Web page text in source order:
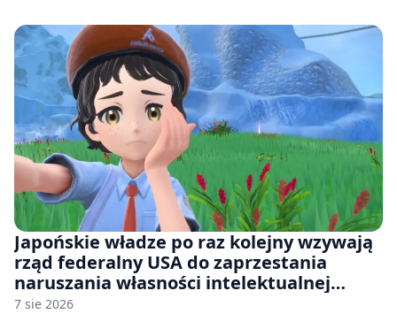
Japońskie władze po raz kolejny wzywają
rząd federalny USA do zaprzestania
naruszania własności intelektualnej
japońskich gier i anime
7 sie 2026